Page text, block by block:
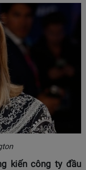
kiến công ty đầu